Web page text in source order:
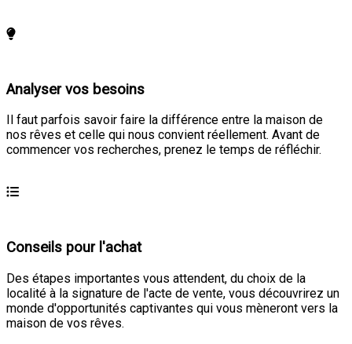
Analyser vos besoins
Il faut parfois savoir faire la différence entre la maison de
nos rêves et celle qui nous convient réellement. Avant de
commencer vos recherches, prenez le temps de réfléchir.
Conseils pour l'achat
Des étapes importantes vous attendent, du choix de la
localité à la signature de l'acte de vente, vous découvrirez un
monde d'opportunités captivantes qui vous mèneront vers la
maison de vos rêves.